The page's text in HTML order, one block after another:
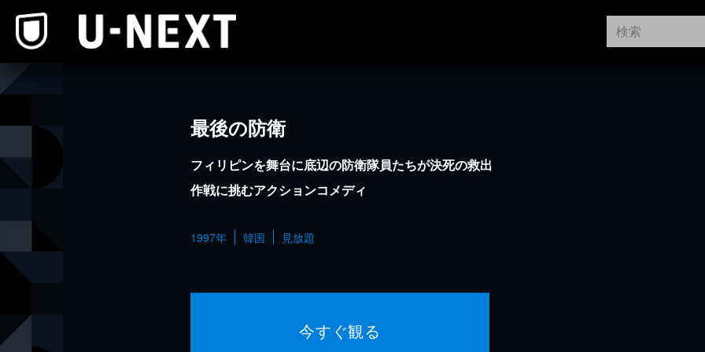
最後の防衛
フィリピンを舞台に底辺の防衛隊員たちが決死の救出
作戦に挑むアクションコメディ
1997年 韓国 見放題
今すぐ観る